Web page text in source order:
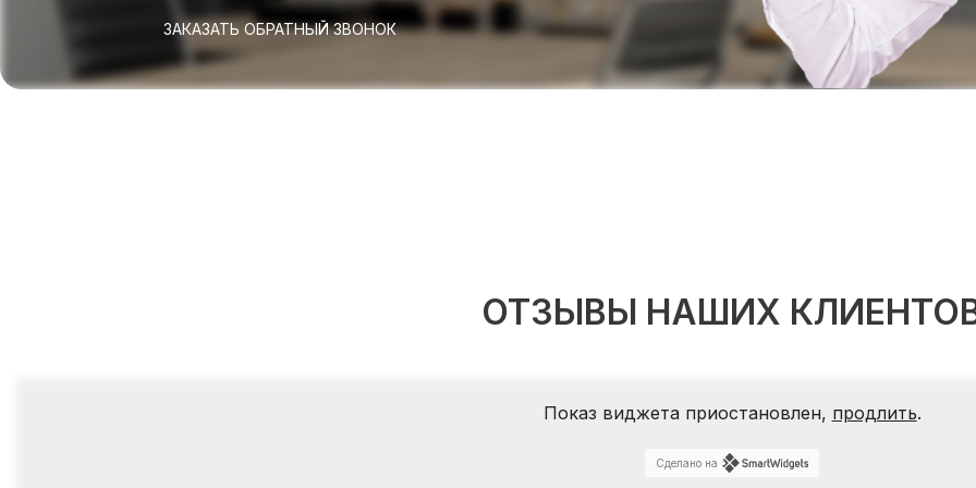
ЗАКАЗАТЬ ОБРАТНЫЙ ЗВОНОК
ОТЗЫВЫ НАШИХ
Показ виджета приостановлен, продлить.
Сделано на